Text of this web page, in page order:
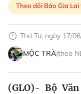
Theo dõi Báo Gia Lai
Thứ Tư, ngày 17/
MỘC TRÀ(theo
(GLO)- Bộ